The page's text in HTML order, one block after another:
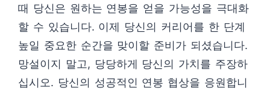
때 당신은 원하는 연봉을 얻을 가능성을 극대화
할 수 있습니다. 이제 당신의 커리어를 한 단계
높일 중요한 순간을 맞이할 준비가 되셨습니다.
망설이지 말고, 당당하게 당신의 가치를 주장하
십시오. 당신의 성공적인 연봉 협상을 응원합니